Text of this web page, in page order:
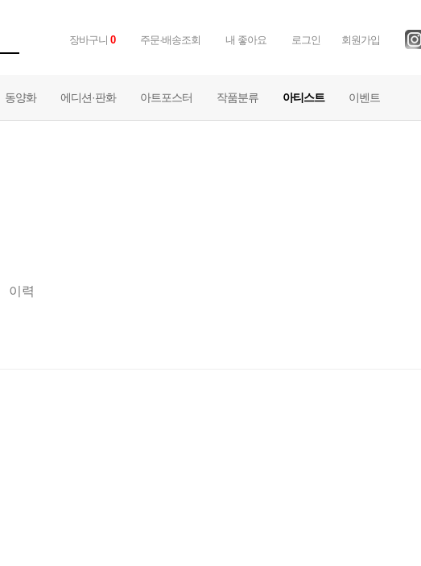
장바구니 0 주문·배송조회 내 좋아요 로그인 회원가입
동양화 에디션·판화 아트포스터 작품분류 아티스트 이벤트
이력